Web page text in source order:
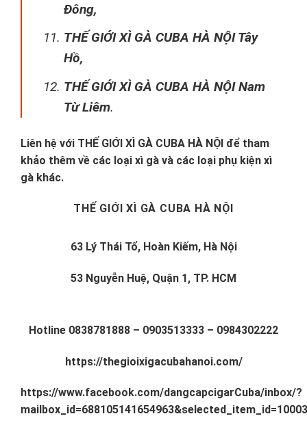
Đông,
THẾ GIỚI XÌ GÀ CUBA HÀ NỘI Tây
Hồ,
THẾ GIỚI XÌ GÀ CUBA HÀ NỘI Nam
Từ Liêm.
Liên hệ với THẾ GIỚI XÌ GÀ CUBA HÀ NỘI để tham
khảo thêm về các loại xì gà và các loại phụ kiện xì
gà khác.
THẾ GIỚI XÌ GÀ CUBA HÀ NỘI
63 Lý Thái Tổ, Hoàn Kiếm, Hà Nội
53 Nguyễn Huệ, Quận 1, TP. HCM
Hotline 0838781888 – 0903513333 – 0984302222
https://thegioixigacubahanoi.com/
https://www.facebook.com/dangcapcigarCuba/inbox/?